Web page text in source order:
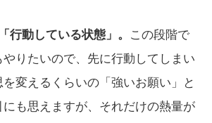
行動している状態」。
この段階で
りたいので、先に行動してしまい
変えるくらいの「強いお願い」と
にも思えますが、それだけの熱量が